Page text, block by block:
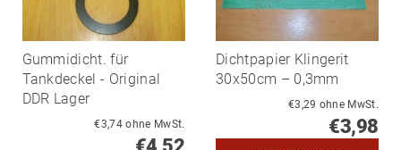
Gummidicht. für
Tankdeckel - Original
DDR Lager
€3,74 ohne MwSt.
Dichtpapier Klingerit
30x50cm – 0,3mm
€3,29 ohne MwSt.
€3,98